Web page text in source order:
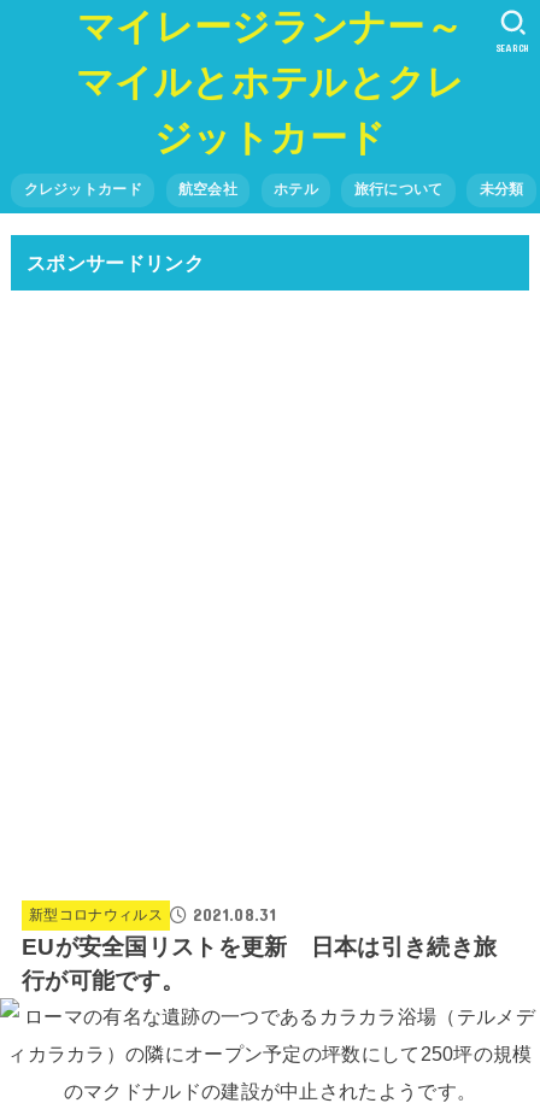
マイレージランナー～
マイルとホテルとクレ
ジットカード
クレジットカード 航空会社 ホテル 旅行について 未分類
SEARCH
スポンサードリンク
新型コロナウィルス 2021.08.31
EUが安全国リストを更新 日本は引き続き旅
行が可能です。